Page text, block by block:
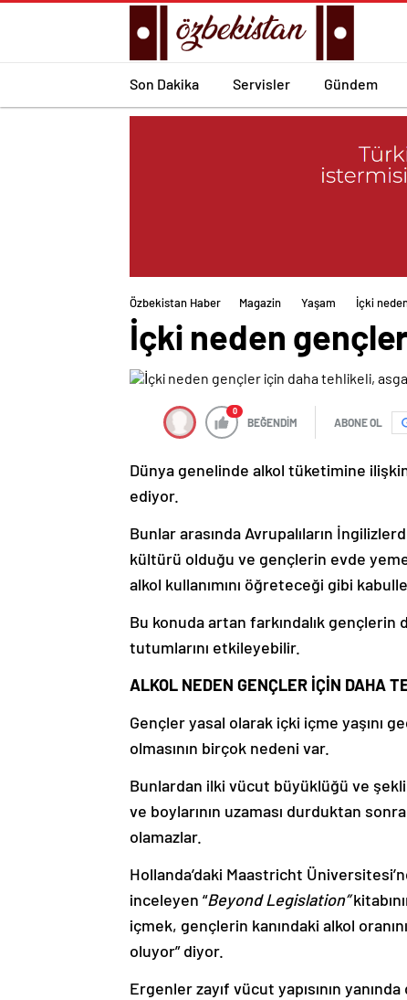
Son Dakika Servisler Gündem
Özbekistan Haber Magazin Yaşam İçki
İçki neden
0
BEĞENDİM ABONE OL
Dünya genelinde alkol tüketimine
ediyor.
Bunlar arasında Avrupalıların
kültürü olduğu ve gençlerin evde
alkol kullanımını öğreteceği gibi
Bu konuda artan farkındalık gençlerin
tutumlarını etkileyebilir.
ALKOL NEDEN GENÇLER İÇİN DAHA
Gençler yasal olarak içki içme yaşını
olmasının birçok nedeni var.
Bunlardan ilki vücut büyüklüğü ve
ve boylarının uzaması durduktan
olamazlar.
Hollanda’daki Maastricht
inceleyen “Beyond Legislation”
içmek, gençlerin kanındaki alkol
oluyor” diyor.
Ergenler zayıf vücut yapısının